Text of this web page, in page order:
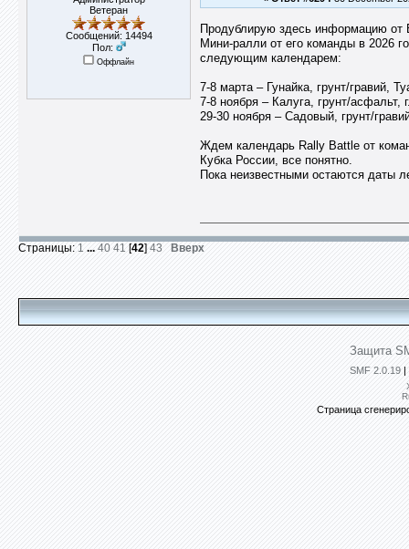
Ветеран
Сообщений: 14494
Пол:
Оффлайн
Продублирую здесь информацию от
Мини-ралли от его команды в 2026
следующим календарем:
7-8 марта – Гунайка, грунт/гравий,
7-8 ноября – Калуга, грунт/асфальт,
29-30 ноября – Садовый, грунт/
Ждем календарь Rally Battle от
Кубка России, все понятно.
Пока неизвестными остаются даты
Страницы: 1 ... 40 41 [42] 43 Вверх
Защита
SMF 2.0.19 |
Страница